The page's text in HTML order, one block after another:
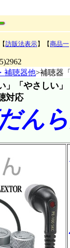
訪販法表示】【商品一
補聴器他>補聴器
」「やさしい
対応
ん